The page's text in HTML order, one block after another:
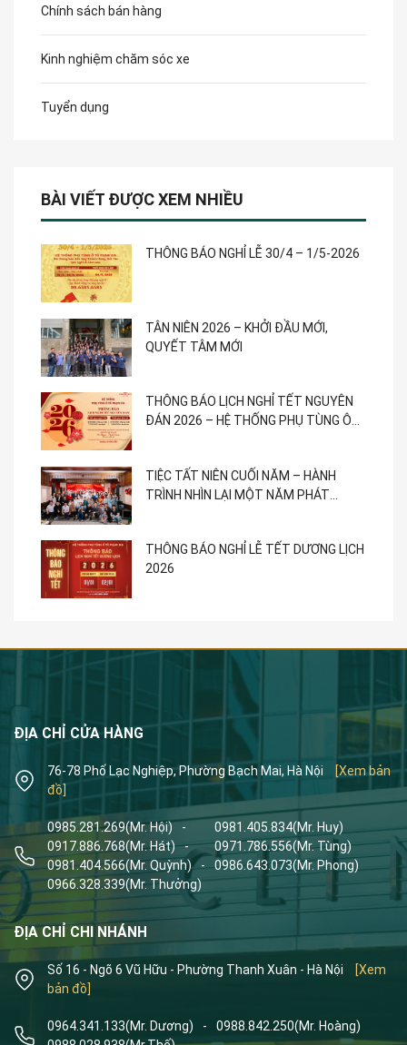
Chính sách bán hàng
Kinh nghiệm chăm sóc xe
Tuyển dụng
BÀI VIẾT ĐƯỢC XEM NHIỀU
THÔNG BÁO NGHỈ LỄ 30/4 – 1/5-2026
TÂN NIÊN 2026 – KHỞI ĐẦU MỚI,
QUYẾT TÂM MỚI
THÔNG BÁO LỊCH NGHỈ TẾT NGUYÊN
ĐÁN 2026 – HỆ THỐNG PHỤ TÙNG Ô
TIỆC TẤT NIÊN CUỐI NĂM – HÀNH
TRÌNH NHÌN LẠI MỘT NĂM PHÁT
THÔNG BÁO NGHỈ LỄ TẾT DƯƠNG LỊCH
2026
ĐỊA CHỈ CỬA HÀNG
76-78 Phố Lạc Nghiệp, Phường Bạch Mai, Hà Nội
[Xem bản
đồ]
0985.281.269(Mr. Hội) - 0981.405.834(Mr. Huy)
0917.886.768(Mr. Hát) - 0971.786.556(Mr. Tùng)
0981.404.566(Mr. Quỳnh) - 0986.643.073(Mr. Phong)
0966.328.339(Mr. Thưởng)
ĐỊA CHỈ CHI NHÁNH
Số 16 - Ngõ 6 Vũ Hữu - Phường Thanh Xuân - Hà Nội
[Xem
bản đồ]
0964.341.133(Mr. Dương) - 0988.842.250(Mr. Hoàng)